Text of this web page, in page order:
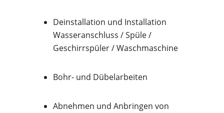
Deinstallation und Installation
Wasseranschluss / Spüle /
Geschirrspüler / Waschmaschine
Bohr- und Dübelarbeiten
Abnehmen und Anbringen von